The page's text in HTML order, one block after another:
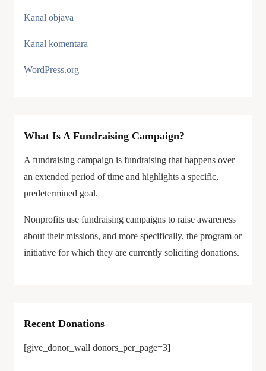
Kanal objava
Kanal komentara
WordPress.org
What Is A Fundraising Campaign?
A fundraising campaign is fundraising that happens over
an extended period of time and highlights a specific,
predetermined goal.
Nonprofits use fundraising campaigns to raise awareness
about their missions, and more specifically, the program or
initiative for which they are currently soliciting donations.
Recent Donations
[give_donor_wall donors_per_page=3]